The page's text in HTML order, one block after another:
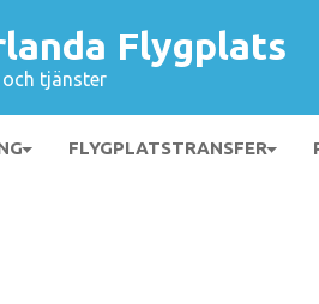
Flygplats
tjänster
FLYGPLATSTRANSFER